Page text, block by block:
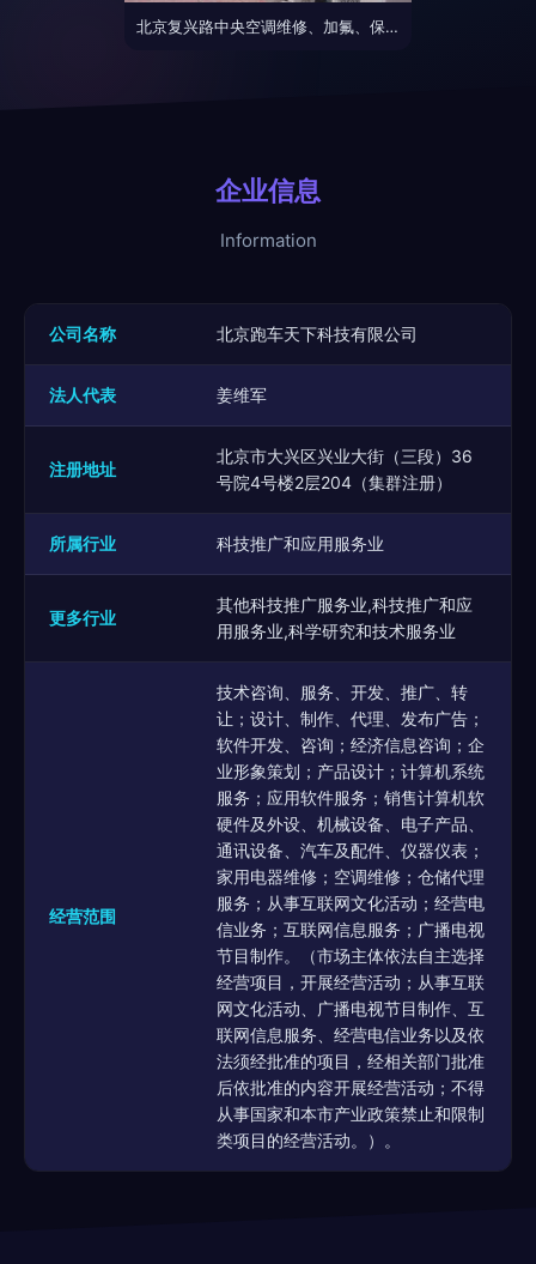
北京复兴路中央空调维修、加氟、保养一站式服务
企业信息
Information
公司名称 北京跑车天下科技有限公司
法人代表 姜维军
注册地址
北京市大兴区兴业大街（三段）36
号院4号楼2层204（集群注册）
所属行业 科技推广和应用服务业
更多行业
其他科技推广服务业,科技推广和应
用服务业,科学研究和技术服务业
经营范围
技术咨询、服务、开发、推广、转
让；设计、制作、代理、发布广告；
软件开发、咨询；经济信息咨询；企
业形象策划；产品设计；计算机系统
服务；应用软件服务；销售计算机软
硬件及外设、机械设备、电子产品、
通讯设备、汽车及配件、仪器仪表；
家用电器维修；空调维修；仓储代理
服务；从事互联网文化活动；经营电
信业务；互联网信息服务；广播电视
节目制作。（市场主体依法自主选择
经营项目，开展经营活动；从事互联
网文化活动、广播电视节目制作、互
联网信息服务、经营电信业务以及依
法须经批准的项目，经相关部门批准
后依批准的内容开展经营活动；不得
从事国家和本市产业政策禁止和限制
类项目的经营活动。）。